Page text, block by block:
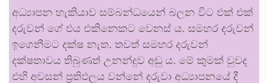
අධ්‍යාපන හැකියාව සම්බන්ධයෙන් බලන විට එක් එක්
දරුවන් ගේ එය එකිනෙකට වෙනස් ය. සමහර දරුවන්
ඉගෙනීමට දක්ෂ නැත. තවත් සමහර දරුවන්
දක්ෂතාවය තිබුණත් උනන්දුව අඩු ය. මේ කුමක් වුවද
එහි අවසන් ප්‍රතිඵලය වන්නේ දරුවා අධ්‍යාපනයේ දී